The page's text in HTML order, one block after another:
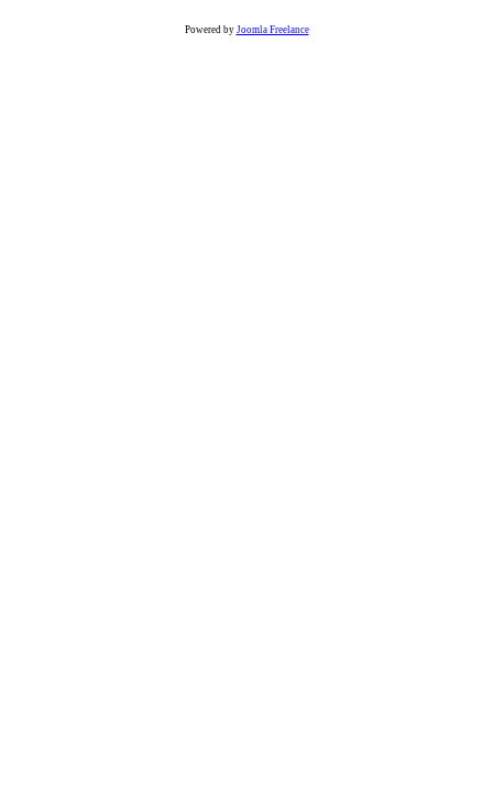
Powered by Joomla Freelance